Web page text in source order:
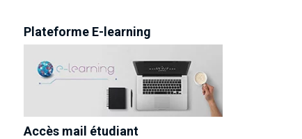
Plateforme E-learning
Accès mail étudiant